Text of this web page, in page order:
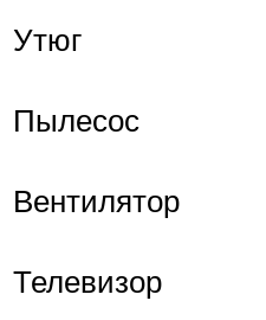
Утюг
Пылесос
Вентилятор
Телевизор